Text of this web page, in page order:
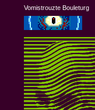
Vomistrouzte Bouleturg